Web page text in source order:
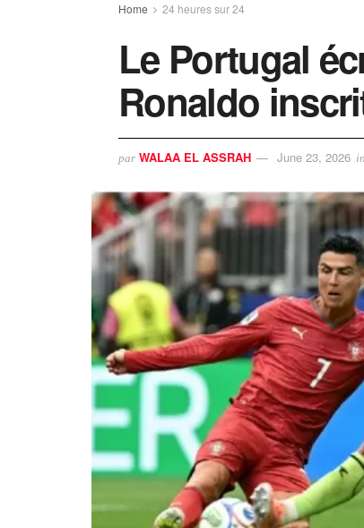
Home 24 heures sur 24
Le Portugal
Ronaldo
par WALAA EL ASSRAH June 23, 2026 in